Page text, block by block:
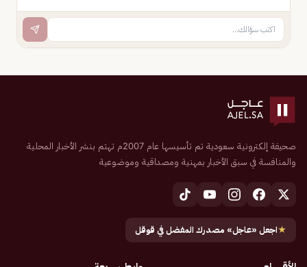
صحيفة إلكترونية سعودية تم تأسيسها عام 2007م تهتم بنشر الأخبار المحلية
والمنافسة في سبق الأخبار بمهنية ومصداقية وموضوعية
★اجعل «عاجل» مصدرك المفضل في قوقل